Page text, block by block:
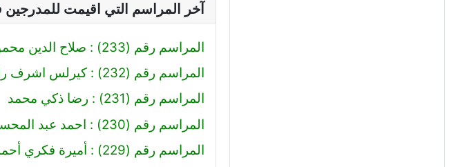
آخر المراسم التي اقيمت
المراسم رقم (233) : صلاح الدين محمود محمد المنشاوي
المراسم رقم (232) : كيرلس اشرف راضي حنا
المراسم رقم (231) : رضا ذكي محمد
المراسم رقم (230) : احمد عبد المحسن الدسوقي
المراسم رقم (229) : أميرة فكري أحمد